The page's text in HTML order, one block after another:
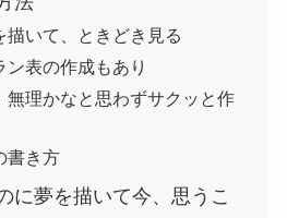
描いて、ときどき見る
ン表の作成もあり
無理かなと思わずサクッと作
書き方
に夢を描いて今、思うこ